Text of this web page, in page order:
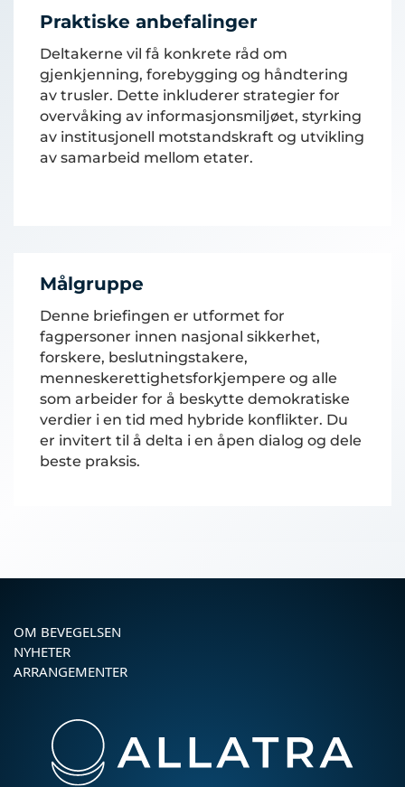
Praktiske anbefalinger
Deltakerne vil få konkrete råd om
gjenkjenning, forebygging og håndtering
av trusler. Dette inkluderer strategier for
overvåking av informasjonsmiljøet, styrking
av institusjonell motstandskraft og utvikling
av samarbeid mellom etater.
Målgruppe
Denne briefingen er utformet for
fagpersoner innen nasjonal sikkerhet,
forskere, beslutningstakere,
menneskerettighetsforkjempere og alle
som arbeider for å beskytte demokratiske
verdier i en tid med hybride konflikter. Du
er invitert til å delta i en åpen dialog og dele
beste praksis.
OM BEVEGELSEN
NYHETER
ARRANGEMENTER